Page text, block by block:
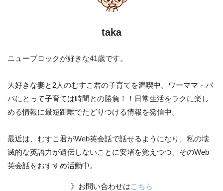
taka
ニューブロックが好きな41歳です。
大好きな妻と2人のむすこ君の子育てを満喫中。ワーママ・パ
パにとって子育ては時間との勝負！！日常生活をラクに楽し
める情報に最短距離でたどりつける情報を発信中。
最近は、むすこ君がWeb英会話で話せるようになり、私の壊
滅的な英語力が遺伝しないことに安堵を覚えつつ、そのWeb
英会話をおすすめ活動中。
》お問い合わせはこちら